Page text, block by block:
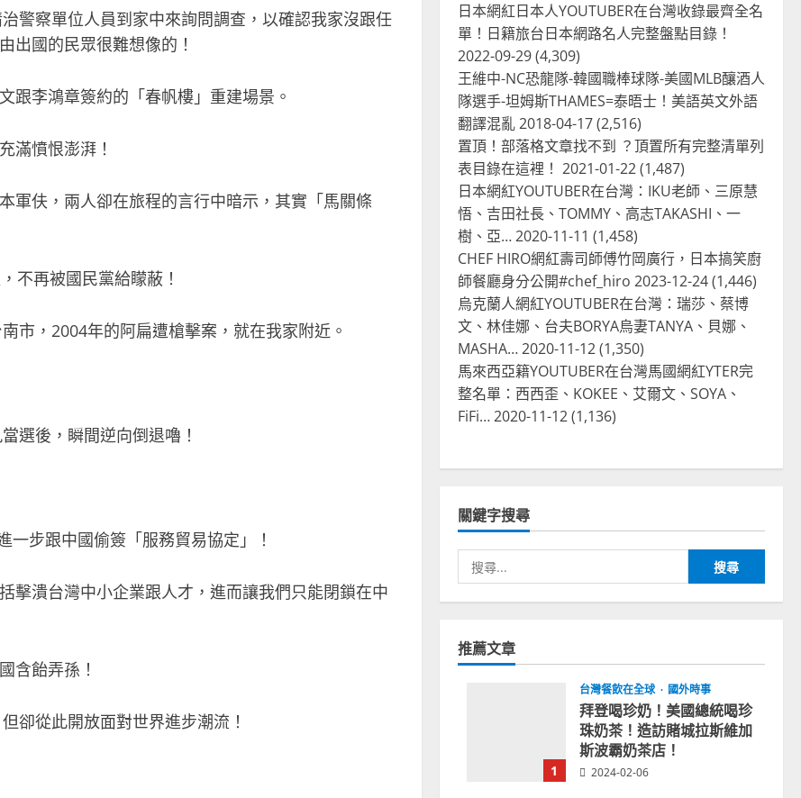
警察單位人員到家中來詢問調查，以確認我家沒跟任
出國的民眾很難想像的！
跟李鴻章簽約的「春帆樓」重建場景。
滿憤恨澎湃！
軍伕，兩人卻在旅程的言行中暗示，其實「馬關條
不再被國民黨給矇蔽！
市， 2004年的阿扁遭槍擊案，就在我家附近。
選後，瞬間逆向倒退嚕！
一步跟中國偷簽「服務貿易協定」！
擊潰台灣中小企業跟人才，進而讓我們只能閉鎖在中
含飴弄孫！
卻從此開放面對世界進步潮流！
日本網紅日本人YOUTUBER在台灣收錄最齊全名
單！日籍旅台日本網路名人完整盤點目錄！
2022-09-29(4,309)
王維中-NC恐龍隊-韓國職棒球隊-美國MLB釀酒人
隊選手-坦姆斯THAMES=泰晤士！美語英文外語
翻譯混亂2018-04-17(2,516)
置頂！部落格文章找不到 ？頂置所有完整清單列
表目錄在這裡！ 2021-01-22(1,487)
日本網紅YOUTUBER在台灣：IKU老師、三原慧
悟、吉田社長、TOMMY、高志TAKASHI、一
樹、亞…2020-11-11 (1,458)
CHEF HIRO網紅壽司師傅竹岡廣行，日本搞笑廚
師餐廳身分公開#chef_hiro 2023-12-24(1,446)
烏克蘭人網紅YOUTUBER在台灣：瑞莎、蔡博
文、林佳娜、台夫BORYA烏妻TANYA、貝娜、
MASHA…2020-11-12(1,350)
馬來西亞籍YOUTUBER在台灣馬國網紅YTER完
整名單：西西歪、KOKEE、艾爾文、SOYA、
FiFi…2020-11-12(1,136)
關鍵字搜尋
尋
關
字:
推薦文章
1
台灣餐飲在全球 國外時事
拜登喝珍奶！美國總統喝珍
珠奶茶！造訪賭城拉斯維加
斯波霸奶茶店！
2024-02-06